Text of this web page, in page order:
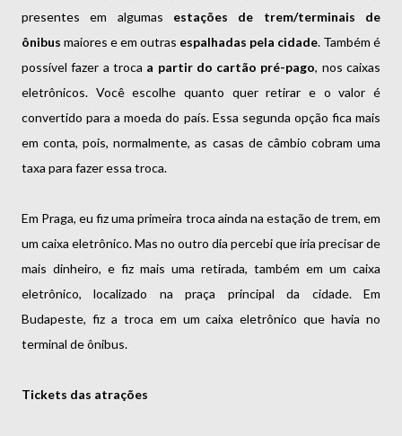
presentes em algumas estações de trem/terminais de
ônibus maiores e em outras espalhadas pela cidade. Também é
possível fazer a troca a partir do cartão pré-pago, nos caixas
eletrônicos. Você escolhe quanto quer retirar e o valor é
convertido para a moeda do país. Essa segunda opção fica mais
em conta, pois, normalmente, as casas de câmbio cobram uma
taxa para fazer essa troca.
Em Praga, eu fiz uma primeira troca ainda na estação de trem, em
um caixa eletrônico. Mas no outro dia percebi que iria precisar de
mais dinheiro, e fiz mais uma retirada, também em um caixa
eletrônico, localizado na praça principal da cidade. Em
Budapeste, fiz a troca em um caixa eletrônico que havia no
terminal de ônibus.
Tickets das atrações